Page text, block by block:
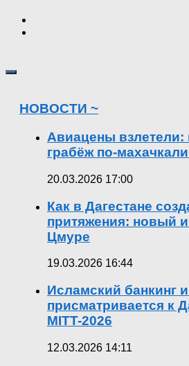
НОВОСТИ ~
Авиацены взлетели:
грабёж по-
20.03.2026 17:00
Как в Дагестане
притяжения: новый
Цмуре
19.03.2026 16:44
Исламский банкинг
присматривается к
MITT-2026
12.03.2026 14:11